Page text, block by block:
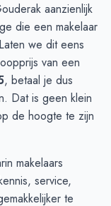
aanzienlijk
die een makelaar
we dit eens
van een
, betaal je dus
Dat is geen klein
de hoogte te zijn
makelaars
service,
te